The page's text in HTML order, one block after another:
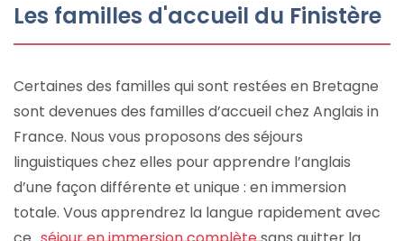
Les familles d'accueil du Finistère
Certaines des familles qui sont restées en Bretagne
sont devenues des familles d’accueil chez Anglais in
France. Nous vous proposons des séjours
linguistiques chez elles pour apprendre l’anglais
d’une façon différente et unique : en immersion
totale. Vous apprendrez la langue rapidement avec